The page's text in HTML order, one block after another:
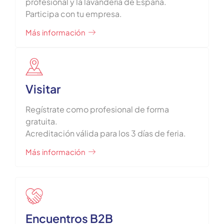
Participa con tu empresa.
Más información
Visitar
Regístrate como profesional de forma
gratuita.
Acreditación válida para los 3 días de feria.
Más información
Encuentros B2B